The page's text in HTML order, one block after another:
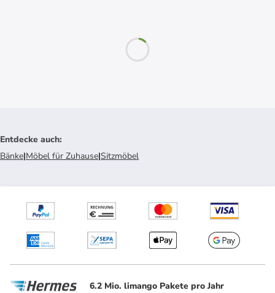
Entdecke auch:
Bänke|Möbel für Zuhause|Sitzmöbel
6.2 Mio. limango Pakete pro Jahr